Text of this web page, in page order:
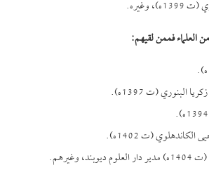
وغيره.
العلماء فممن لقيهم:
البنوري (ت 1397ه).
(ت 1402ه).